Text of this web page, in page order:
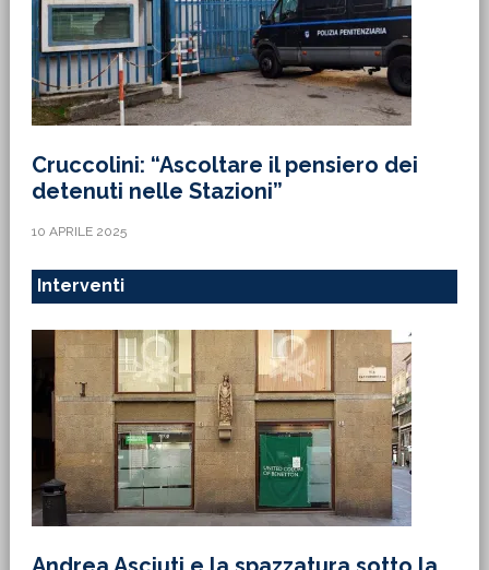
Cruccolini: “Ascoltare il pensiero dei
detenuti nelle Stazioni”
10 APRILE 2025
Interventi